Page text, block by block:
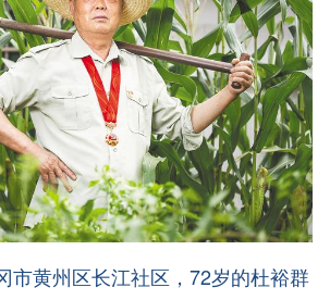
市黄州区长江社区，72岁的杜裕群